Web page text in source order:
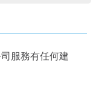
服務有任何建